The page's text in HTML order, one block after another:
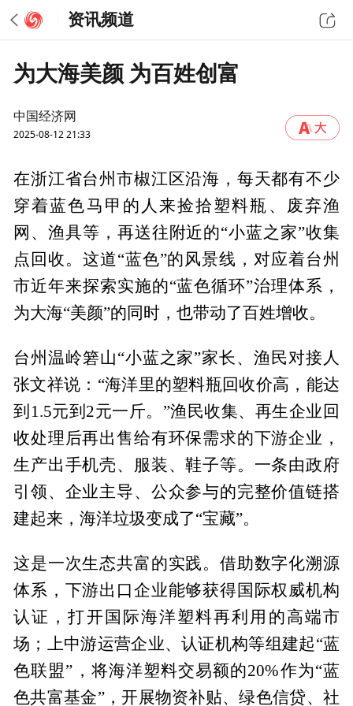
资讯频道
为大海美颜 为百姓创富
中国经济网
2025-08-12 21:33
在浙江省台州市椒江区沿海，每天都有不少
穿着蓝色马甲的人来捡拾塑料瓶、废弃渔
网、渔具等，再送往附近的“小蓝之家”收集
点回收。这道“蓝色”的风景线，对应着台州
市近年来探索实施的“蓝色循环”治理体系，
为大海“美颜”的同时，也带动了百姓增收。
台州温岭箬山“小蓝之家”家长、渔民对接人
张文祥说：“海洋里的塑料瓶回收价高，能达
到1.5元到2元一斤。”渔民收集、再生企业回
收处理后再出售给有环保需求的下游企业，
生产出手机壳、服装、鞋子等。一条由政府
引领、企业主导、公众参与的完整价值链搭
建起来，海洋垃圾变成了“宝藏”。
这是一次生态共富的实践。借助数字化溯源
体系，下游出口企业能够获得国际权威机构
认证，打开国际海洋塑料再利用的高端市
场；上中游运营企业、认证机构等组建起“蓝
色联盟”，将海洋塑料交易额的20%作为“蓝
色共富基金”，开展物资补贴、绿色信贷、社